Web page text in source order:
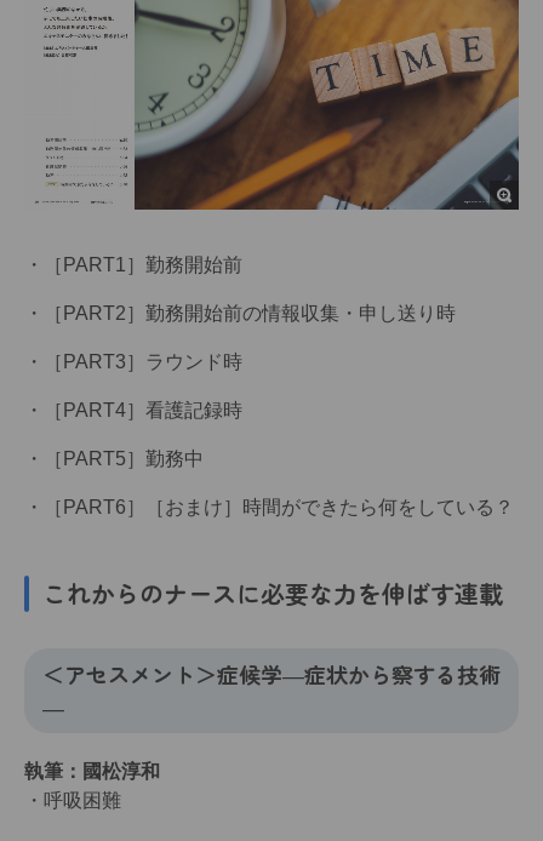
［PART1］勤務開始前
［PART2］勤務開始前の情報収集・申し送り時
［PART3］ラウンド時
［PART4］看護記録時
［PART5］勤務中
［PART6］［おまけ］時間ができたら何をしている？
これからのナースに必要な力を伸ばす連載
＜アセスメント＞症候学―症状から察する技術
―
執筆：國松淳和
・呼吸困難